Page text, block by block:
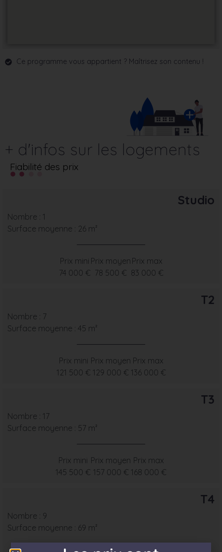
Ce programme vous appartient ? Maîtrisez son contenu !
+ d'infos sur les logements
Fiabilité des prix
Studio
Nombre : 1
Surface moyenne : 26 m²
Prix mini
74 000 €
Prix moyen
78 500 €
Prix max
83 000 €
T2
Nombre : 7
Surface moyenne : 45 m²
Prix mini
121 500 €
Prix moyen
129 000 €
Prix max
136 000 €
T3
Nombre : 17
Surface moyenne : 57 m²
Prix mini
145 500 €
Prix moyen
157 000 €
Prix max
168 000 €
T4
Nombre : 9
Surface moyenne : 69 m²